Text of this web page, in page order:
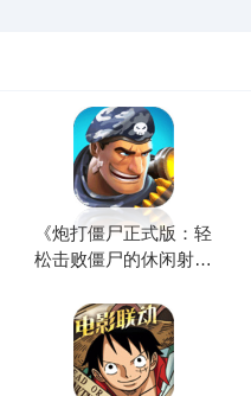
《炮打僵尸正式版：轻
松击败僵尸的休闲射击